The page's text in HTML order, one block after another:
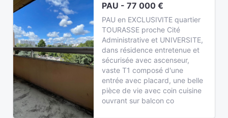
PAU - 77 000 €
PAU en EXCLUSIVITE quartier
TOURASSE proche Cité
Administrative et UNIVERSITE,
dans résidence entretenue et
sécurisée avec ascenseur,
vaste T1 composé d'une
entrée avec placard, une belle
pièce de vie avec coin cuisine
ouvrant sur balcon co